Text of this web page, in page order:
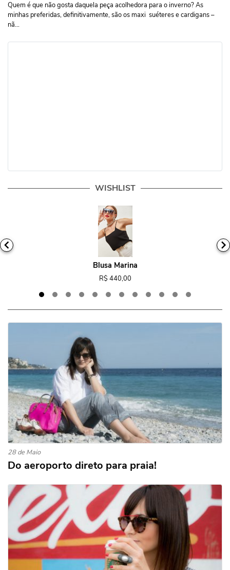
Quem é que não gosta daquela peça acolhedora para o inverno? As
minhas preferidas, definitivamente, são os maxi suéteres e cardigans –
nã...
WISHLIST
Blusa Marina
R$ 440,00
28 de Maio
Do aeroporto direto para praia!